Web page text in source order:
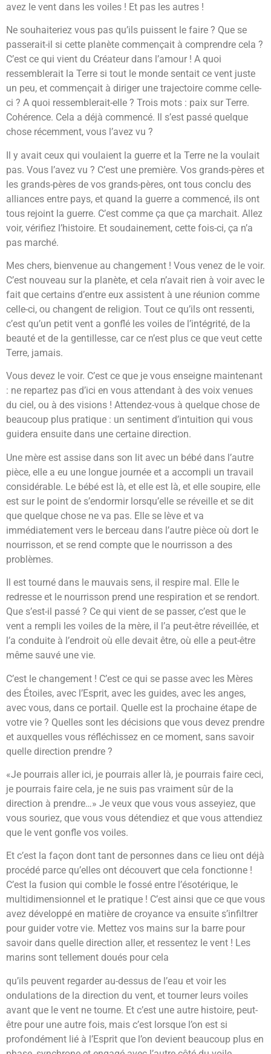
avez le vent dans les voiles ! Et pas les autres !
Ne souhaiteriez vous pas qu’ils puissent le faire ? Que se
passerait-il si cette planète commençait à comprendre cela ?
C’est ce qui vient du Créateur dans l’amour ! A quoi
ressemblerait la Terre si tout le monde sentait ce vent juste
un peu, et commençait à diriger une trajectoire comme celle-
ci ? A quoi ressemblerait-elle ? Trois mots : paix sur Terre.
Cohérence. Cela a déjà commencé. Il s’est passé quelque
chose récemment, vous l’avez vu ?
Il y avait ceux qui voulaient la guerre et la Terre ne la voulait
pas. Vous l’avez vu ? C’est une première. Vos grands-pères et
les grands-pères de vos grands-pères, ont tous conclu des
alliances entre pays, et quand la guerre a commencé, ils ont
tous rejoint la guerre. C’est comme ça que ça marchait. Allez
voir, vérifiez l’histoire. Et soudainement, cette fois-ci, ça n’a
pas marché.
Mes chers, bienvenue au changement ! Vous venez de le voir.
C’est nouveau sur la planète, et cela n’avait rien à voir avec le
fait que certains d’entre eux assistent à une réunion comme
celle-ci, ou changent de religion. Tout ce qu’ils ont ressenti,
c’est qu’un petit vent a gonflé les voiles de l’intégrité, de la
beauté et de la gentillesse, car ce n’est plus ce que veut cette
Terre, jamais.
Vous devez le voir. C’est ce que je vous enseigne maintenant
: ne repartez pas d’ici en vous attendant à des voix venues
du ciel, ou à des visions ! Attendez-vous à quelque chose de
beaucoup plus pratique : un sentiment d’intuition qui vous
guidera ensuite dans une certaine direction.
Une mère est assise dans son lit avec un bébé dans l’autre
pièce, elle a eu une longue journée et a accompli un travail
considérable. Le bébé est là, et elle est là, et elle soupire, elle
est sur le point de s’endormir lorsqu’elle se réveille et se dit
que quelque chose ne va pas. Elle se lève et va
immédiatement vers le berceau dans l’autre pièce où dort le
nourrisson, et se rend compte que le nourrisson a des
problèmes.
Il est tourné dans le mauvais sens, il respire mal. Elle le
redresse et le nourrisson prend une respiration et se rendort.
Que s’est-il passé ? Ce qui vient de se passer, c’est que le
vent a rempli les voiles de la mère, il l’a peut-être réveillée, et
l’a conduite à l’endroit où elle devait être, où elle a peut-être
même sauvé une vie.
C’est le changement ! C’est ce qui se passe avec les Mères
des Étoiles, avec l’Esprit, avec les guides, avec les anges,
avec vous, dans ce portail. Quelle est la prochaine étape de
votre vie ? Quelles sont les décisions que vous devez prendre
et auxquelles vous réfléchissez en ce moment, sans savoir
quelle direction prendre ?
«Je pourrais aller ici, je pourrais aller là, je pourrais faire ceci,
je pourrais faire cela, je ne suis pas vraiment sûr de la
direction à prendre…» Je veux que vous vous asseyiez, que
vous souriez, que vous vous détendiez et que vous attendiez
que le vent gonfle vos voiles.
Et c’est la façon dont tant de personnes dans ce lieu ont déjà
procédé parce qu’elles ont découvert que cela fonctionne !
C’est la fusion qui comble le fossé entre l’ésotérique, le
multidimensionnel et le pratique ! C’est ainsi que ce que vous
avez développé en matière de croyance va ensuite s’infiltrer
pour guider votre vie. Mettez vos mains sur la barre pour
savoir dans quelle direction aller, et ressentez le vent ! Les
marins sont tellement doués pour cela
qu’ils peuvent regarder au-dessus de l’eau et voir les
ondulations de la direction du vent, et tourner leurs voiles
avant que le vent ne tourne. Et c’est une autre histoire, peut-
être pour une autre fois, mais c’est lorsque l’on est si
profondément lié à l’Esprit que l’on devient beaucoup plus en